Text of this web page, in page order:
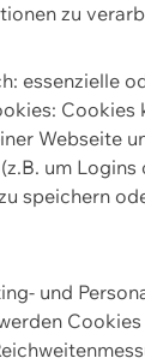
zu
essenzielle
Cookies
Webseite
um Logins
speichern
und